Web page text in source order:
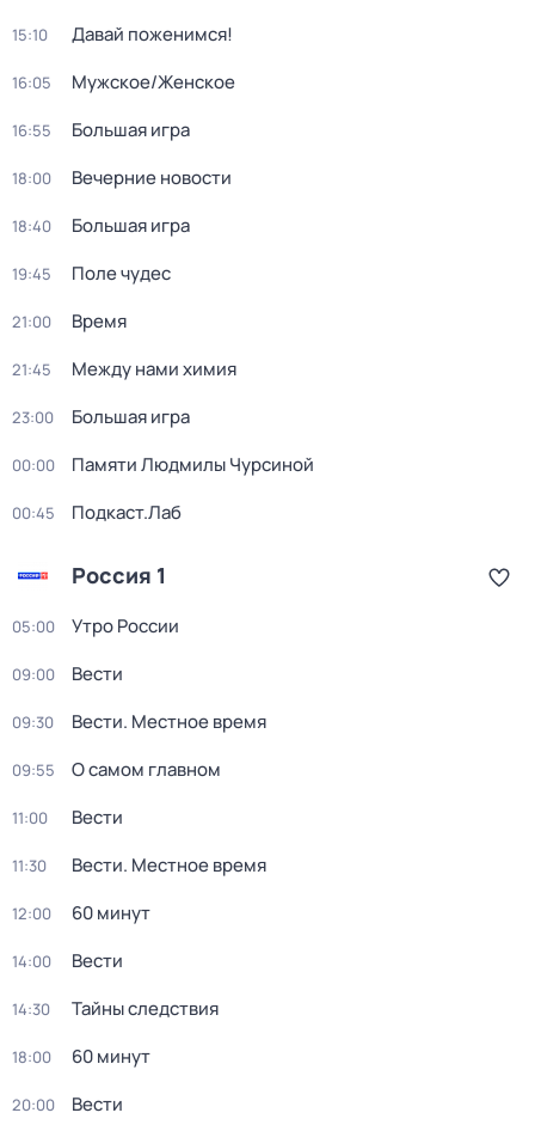
15:10 Давай поженимся!
16:05 Мужское/Женское
16:55 Большая игра
18:00 Вечерние новости
18:40 Большая игра
19:45 Поле чудес
21:00 Время
21:45 Между нами химия
23:00 Большая игра
00:00 Памяти Людмилы Чурсиной
00:45 Подкаст.Лаб
Россия 1
05:00 Утро России
09:00 Вести
09:30 Вести. Местное время
09:55 О самом главном
11:00 Вести
11:30 Вести. Местное время
12:00 60 минут
14:00 Вести
14:30 Тайны следствия
18:00 60 минут
20:00 Вести